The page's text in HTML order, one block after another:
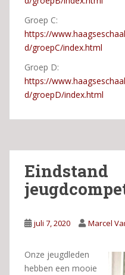
Groep C:
https://
d/groepC/index.html
Groep D:
https://
d/groepD/index.html
Eindstand
juli 7, 2020 Marcel
Onze jeugdleden
hebben een mooie